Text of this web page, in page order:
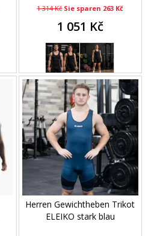
1 314 Kč Sie sparen 263 Kč
1 051 Kč
Herren Gewichtheben Trikot
ELEIKO stark blau